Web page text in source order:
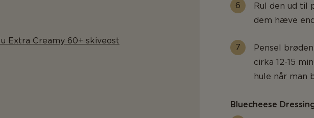
Extra Creamy 60+ skiveost
Rul den ud til
dem hæve
Pensel
cirka 12-15
hule når man
Bluecheese